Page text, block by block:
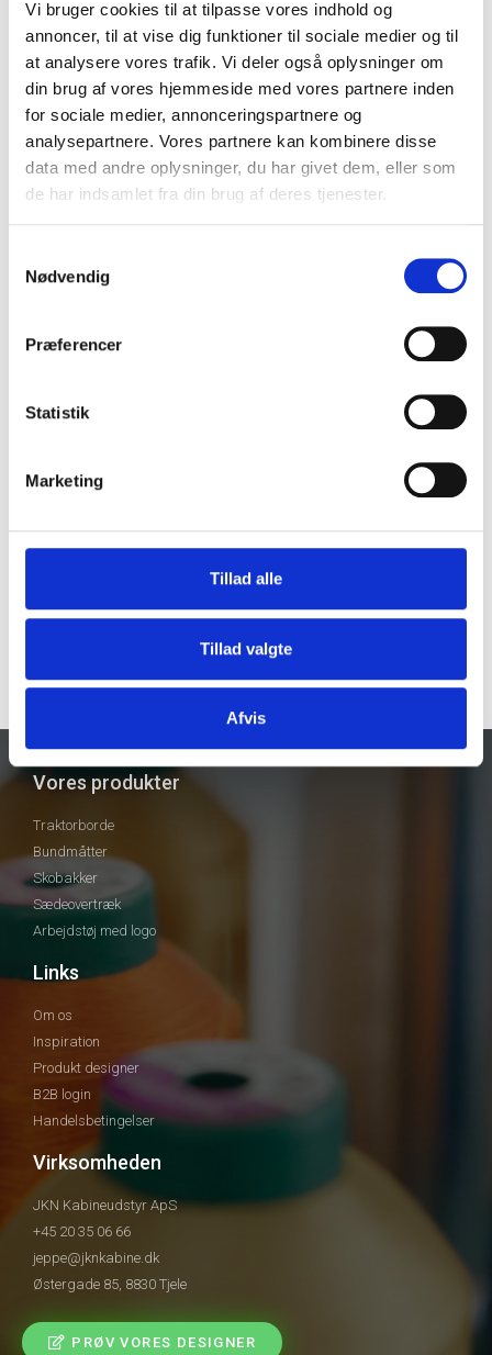
Vi bruger cookies til at tilpasse vores indhold og
annoncer, til at vise dig funktioner til sociale medier og til
at analysere vores trafik. Vi deler også oplysninger om
din brug af vores hjemmeside med vores partnere inden
for sociale medier, annonceringspartnere og
analysepartnere. Vores partnere kan kombinere disse
data med andre oplysninger, du har givet dem, eller som
de har indsamlet fra din brug af deres tjenester.
Nødvendig
Præferencer
Statistik
Marketing
Tillad alle
Tillad valgte
Afvis
Vores produkter
Traktorborde
Bundmåtter
Skobakker
Sædeovertræk
Arbejdstøj med logo
Links
Om os
Inspiration
Produkt designer
B2B login
Handelsbetingelser
Virksomheden
JKN Kabineudstyr ApS
+45 20 35 06 66
jeppe@jknkabine.dk
Østergade 85, 8830 Tjele
PRØV VORES DESIGNER